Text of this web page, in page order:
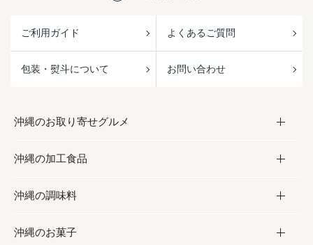
ご利用ガイド よくあるご質問
包装・熨斗について お問い合わせ
沖縄のお取り寄せグルメ
お取り寄せグルメ
フルーツ・野菜
お肉
沖縄の加工食品
加工食品
缶詰／パウチ
沖縄の調味料
調味料
沖縄のお菓子